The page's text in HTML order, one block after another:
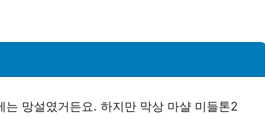
망설였거든요. 하지만 막상 마샬 미들톤2